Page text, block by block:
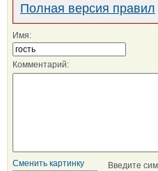
Полная версия правил
Имя:
Комментарий:
Сменить картинку Введите